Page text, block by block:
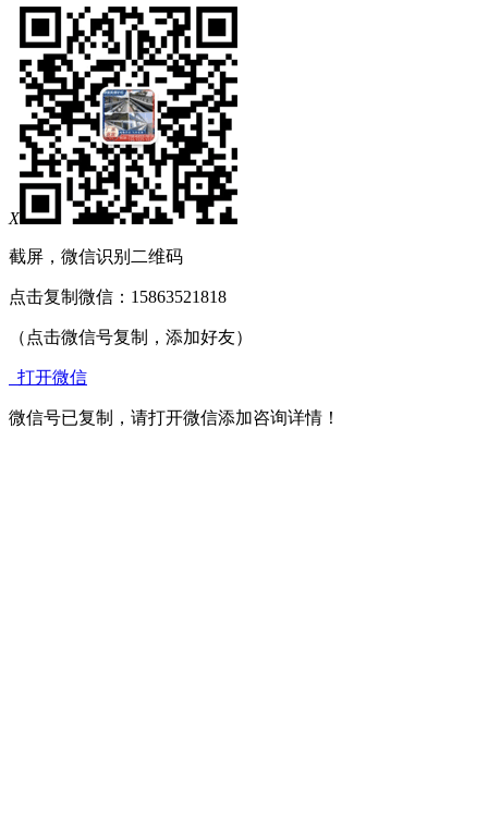
X
截屏，微信识别二维码
点击复制微信：15863521818
（点击微信号复制，添加好友）
打开微信
微信号已复制，请打开微信添加咨询详情！